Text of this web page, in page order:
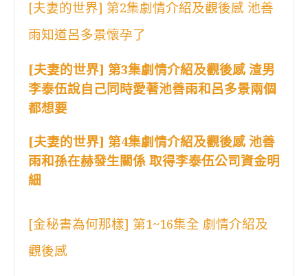
[夫妻的世界] 第2集劇情介紹及觀後感 池善
雨知道呂多景懷孕了
[夫妻的世界] 第3集劇情介紹及觀後感 渣男
李泰伍說自己同時愛著池善雨和呂多景兩個
都想要
[夫妻的世界] 第4集劇情介紹及觀後感 池善
雨和孫在赫發生關係 取得李泰伍公司資金明
細
[金秘書為何那樣] 第1~16集全 劇情介紹及
觀後感